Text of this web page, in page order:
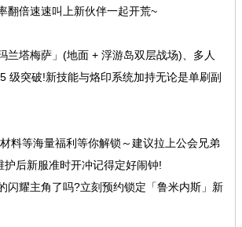
翻倍速速叫上新伙伴一起开荒~
塔梅萨」(地面 + 浮游岛双层战场)、多人
级突破!新技能与烙印系统加持无论是单刷副
料等海量福利等你解锁～建议拉上公会兄弟
后新服准时开冲记得定好闹钟!
闪耀主角了吗?立刻预约锁定「鲁米内斯」新